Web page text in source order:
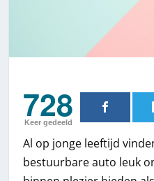
728
Keer gedeeld
Al op jonge leeftijd
bestuurbare auto leuk